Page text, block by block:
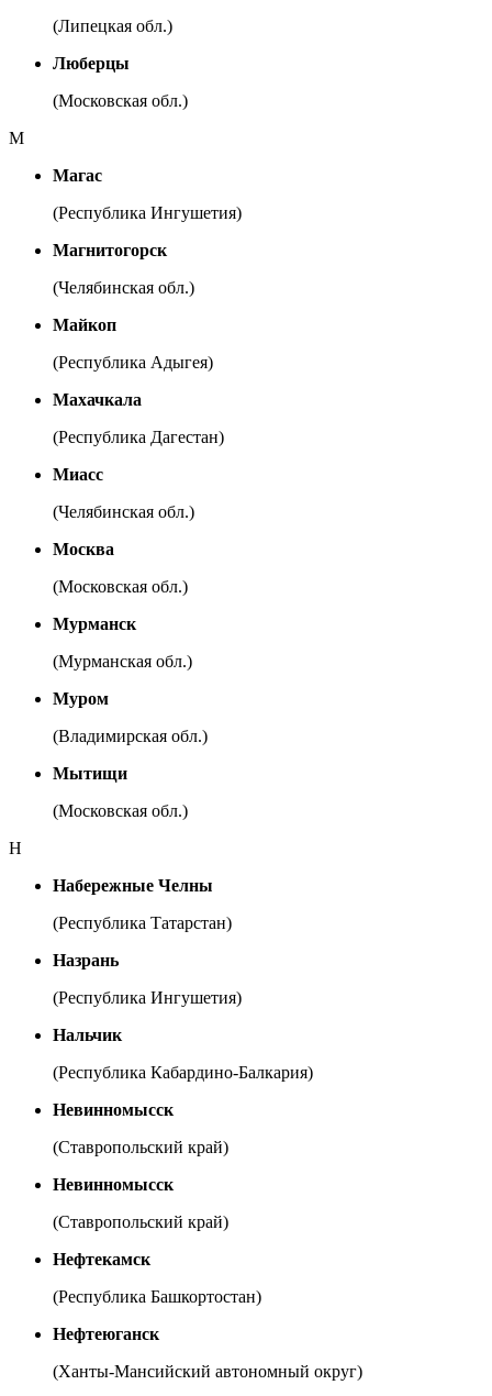
(Липецкая обл.)
Люберцы
(Московская обл.)
М
Магас
(Республика Ингушетия)
Магнитогорск
(Челябинская обл.)
Майкоп
(Республика Адыгея)
Махачкала
(Республика Дагестан)
Миасс
(Челябинская обл.)
Москва
(Московская обл.)
Мурманск
(Мурманская обл.)
Муром
(Владимирская обл.)
Мытищи
(Московская обл.)
Н
Набережные Челны
(Республика Татарстан)
Назрань
(Республика Ингушетия)
Нальчик
(Республика Кабардино-Балкария)
Невинномысск
(Ставропольский край)
Невинномысск
(Ставропольский край)
Нефтекамск
(Республика Башкортостан)
Нефтеюганск
(Ханты-Мансийский автономный округ)